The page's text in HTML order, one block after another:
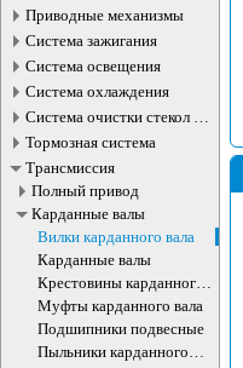
Приводные механизмы
Система зажигания
Система освещения
Система охлаждения
Система очистки стекол и
фар
Тормозная система
Трансмиссия
Полный привод
Карданные валы
Вилки карданного вала
Карданные валы
Крестовины карданного
вала
Муфты карданного вала
Подшипники подвесные
Пыльники карданного